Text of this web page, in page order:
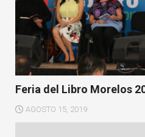
Feria del Libro Morelos
AGOSTO 15, 2019